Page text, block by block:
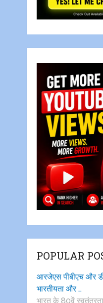
POPULAR
आरजेएस पीबीएच और
भारतीयता और …
भारत के 80वें